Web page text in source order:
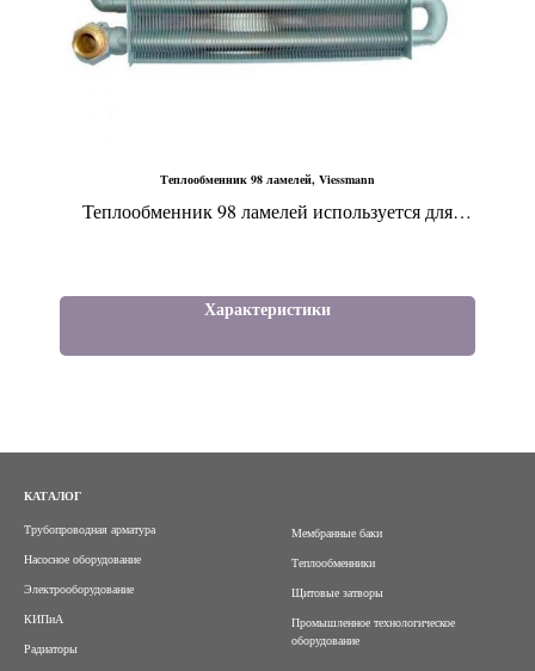
Теплообменник 98 ламелей, Viessmann
Теплообменник 98 ламелей используется для
- Vitopend 100-W тип WH1D мощностью 30 кВт
Характеристики
КАТАЛОГ
Трубопроводная арматура
Насосное оборудование
Электрооборудование
КИПиА
Радиаторы
Мембранные баки
Теплообменники
Щитовые затворы
Промышленное технологическое
оборудование